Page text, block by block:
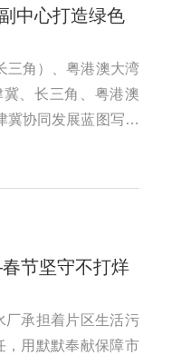
中心打造绿色
三角）、粤港澳大湾
冀、长三角、粤港澳
冀协同发展蓝图写进
色转型。...
节坚守不打烊
厂承担着片区生活污
，用默默奉献保障市